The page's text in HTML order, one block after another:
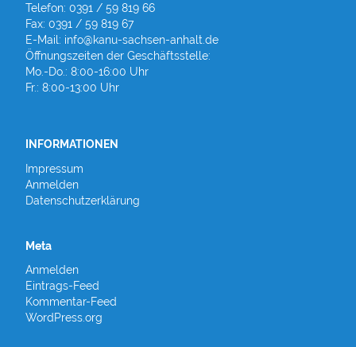
Telefon: 0391 / 59 819 66
Fax: 0391 / 59 819 67
E-Mail: info@kanu-sachsen-anhalt.de
Öffnungszeiten der Geschäftsstelle:
Mo.-Do.: 8:00-16:00 Uhr
Fr.: 8:00-13:00 Uhr
INFORMATIONEN
Impressum
Anmelden
Datenschutzerklärung
Meta
Anmelden
Eintrags-Feed
Kommentar-Feed
WordPress.org